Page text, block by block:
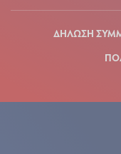
ΔΗΛΩΣΗ